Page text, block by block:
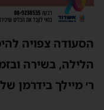
הסעודה צפויה
הלילה, בשירה
ר׳ מיילך בידרמן